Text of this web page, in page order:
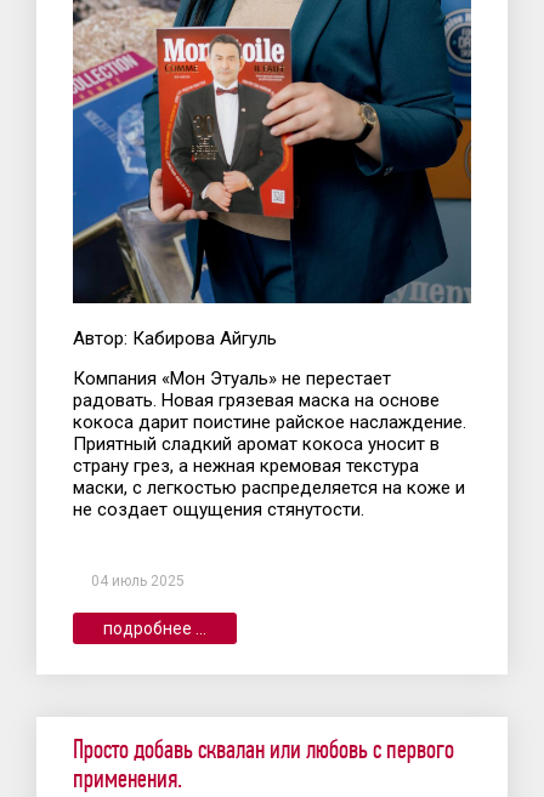
Автор: Кабирова Айгуль
Компания «Мон Этуаль» не перестает
радовать. Новая грязевая маска на основе
кокоса дарит поистине райское наслаждение.
Приятный сладкий аромат кокоса уносит в
страну грез, а нежная кремовая текстура
маски, с легкостью распределяется на коже и
не создает ощущения стянутости.
04 июль 2025
подробнее ...
Просто добавь сквалан или любовь с первого
применения.